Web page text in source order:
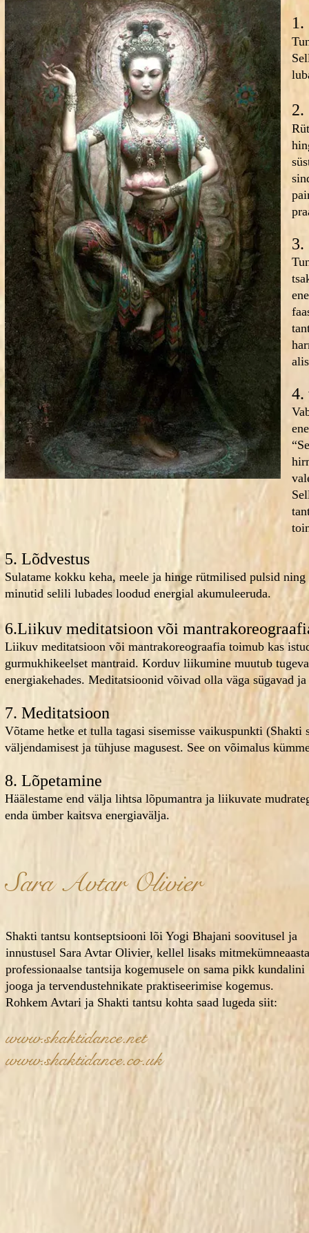
1.
2.
3.
4.
​5. Lõdvestus
Sulatame kokku keha, meele ja hinge rütmilised pulsid
minutid selili lubades loodud energial akumuleeruda.
6.Liikuv meditatsioon või
Liikuv meditatsioon või mantrakoreograafia toimub kas
gurmukhikeelset mantraid. Korduv liikumine muutub
energiakehades. Meditatsioonid võivad olla väga sügavad
​7. Meditatsioon
Võtame hetke et tulla tagasi sisemisse vaikuspunkti
väljendamisest ja tühjuse magusest. See on võimalus
​8. Lõpetamine
Häälestame end välja lihtsa lõpumantra ja liikuvate
enda ümber kaitsva energiavälja.
Sara Avtar Olivier
Shakti tantsu kontseptsiooni lõi Yogi Bhajani soovitusel ja
innustusel Sara Avtar Olivier, kellel lisaks
professionaalse tantsija kogemusele on sama pikk kundalini
jooga ja tervendustehnikate praktiseerimise kogemus.
Rohkem Avtari ja Shakti tantsu kohta saad lugeda siit:
www.shaktidance.net
www.shaktidance.co.uk